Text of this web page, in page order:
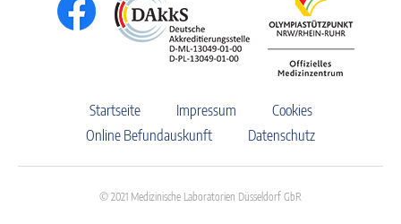
Startseite Impressum
Cookies
Online Befundauskunft
Datenschutz
© 2021 Medizinische Laboratorien Düsseldorf GbR